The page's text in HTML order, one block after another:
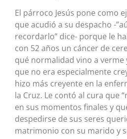
El párroco Jesús pone como
que acudió a su despacho -
recordarlo” dice- porque le
con 52 años un cáncer de
qué normalidad vino a verme
que no era especialmente
hizo más creyente en la
la Cruz. Le contó al cura que
en sus momentos finales y
despedirse de sus seres
matrimonio con su marido y